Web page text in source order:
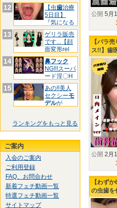
12 【虫歯治療
5日目】
『気になる
前歯3箇
13
ゲリラ販売
です...【顔
面変形rel
14
鼻フック
NG!!!スーパ
ード淫〇H
お
15
あの!!美人
セクシーモ
デルが
ランキングをもっと見る
ご案内
入会のご案内
ご利用登録
FAQ、お問合わせ
新着フェチ動画一覧
特選フェチ動画一覧
サイトマップ
公開 5月
【バラ
ス!!】歯
ビりの足
歯治療の
公開 2月
【わず
の虫歯を
女性Aさ